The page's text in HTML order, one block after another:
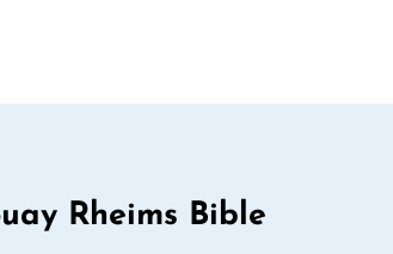
Rheims Bible